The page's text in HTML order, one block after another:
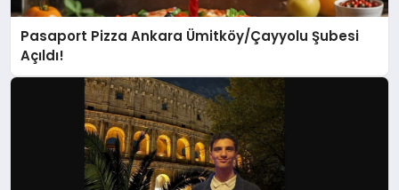
Pasaport Pizza Ankara Ümitköy/Çayyolu Şubesi
Açıldı!